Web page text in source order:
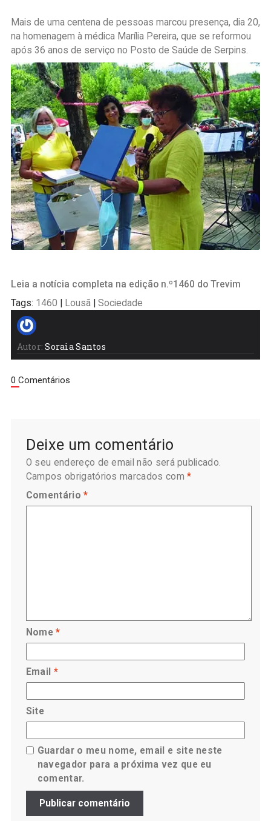
Mais de uma centena de pessoas marcou presença, dia 20,
na homenagem à médica Marília Pereira, que se reformou
após 36 anos de serviço no Posto de Saúde de Serpins.
Leia a notícia completa na edição n.º1460 do Trevim
Tags: 1460 Lousã| Sociedade
Autor: Soraia Santos
0 Comentários
Deixe um comentário
O seu endereço de email não será publicado.
Campos obrigatórios marcados com*
Comentário*
Nome*
Email *
Site
Guardar o meu nome, email e site neste
navegador para a próxima vez que eu
comentar.